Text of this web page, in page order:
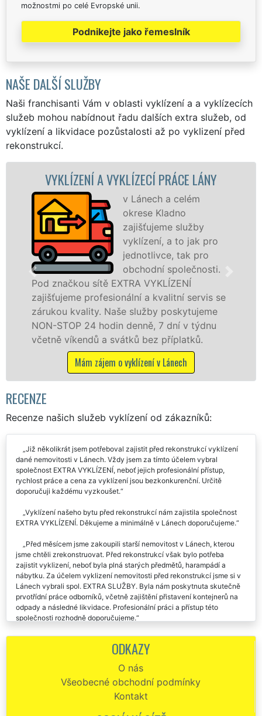
možnostmi po celé Evropské unii.
Podnikejte jako řemeslník
NAŠE DALŠÍ SLUŽBY
Naši franchisanti Vám v oblasti vyklízení a a vyklízecích
služeb mohou nabídnout řadu dalších extra služeb, od
vyklízení a likvidace pozůstalosti až po vyklizení před
rekonstrukcí.
A VYKLÍZECÍ PRÁCE LÁNY
v Lánech a celém
okrese Kladno
zajišťujeme služby
vyklízení, a to jak pro
jednotlivce, tak pro
obchodní společnosti.
sítě EXTRA VYKLÍZENÍ
profesionální a kvalitní servis se
Naše služby poskytujeme
24 hodin denně, 7 dní v týdnu
a svátků bez příplatků.
zájem o vyklízení v Lánech
jak
zárukou
STOP bez
RECENZE
Recenze našich služeb vyklízení od zákazníků:
Již několikrát jsem potřeboval zajistit před rekonstrukcí vyklízení
dané nemovitosti v Lánech. Vždy jsem za tímto účelem vybral
společnost EXTRA VYKLÍZENÍ, neboť jejich profesionální přístup,
rychlost práce a cena za vyklízení jsou bezkonkurenční. Určitě
doporučuji každému vyzkoušet.
Vyklízení našeho bytu před rekonstrukcí nám zajistila společnost
EXTRA VYKLÍZENÍ. Děkujeme a minimálně v Lánech doporučujeme.
Před měsícem jsme zakoupili starší nemovitost v Lánech, kterou
jsme chtěli zrekonstruovat. Před rekonstrukcí však bylo potřeba
zajistit vyklizení, neboť byla plná starých předmětů, harampádí a
nábytku. Za účelem vyklizení nemovitosti před rekonstrukcí jsme si v
Lánech vybrali spol. EXTRA SLUŽBY. Byla nám poskytnuta skutečně
prvotřídní práce odborníků, včetně zajištění přistavení kontejnerů na
odpady a následné likvidace. Profesionální práci a přístup této
společnosti rozhodně doporučujeme.
Vyklízení domu před rekonstrukcí nám v Lánech zajistila
společnost EXTRA VYKLÍZENÍ. Práce přes víkend pro ně nebyla žádný
Chtěl by jsem velmi pochválit tuto společnost, neboť se mi
kompletně postaral o vyklízení mé nově zakoupené nemovitosti
EXTRA VYKLÍZENÍ určené k rekonstrukci. Téměř o nic jsem se
ODKAZY
O nás
Všeobecné obchodní podmínky
Kontakt